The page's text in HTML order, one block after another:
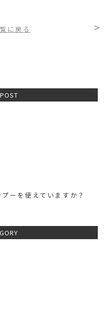
に戻る >
ーを使えていますか？